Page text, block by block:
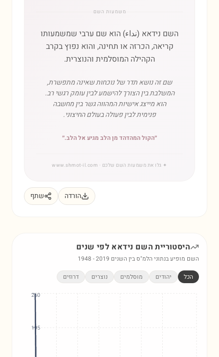
משמעות השם
השם נידאא (نداء) הוא שם ערבי שמשמעותו
קריאה, הכרזה או תחינה, והוא נפוץ בקרב
הקהילה המוסלמית והנוצרית.
שם זה נושא תדר של נוכחות שאינה מתפשרת,
המשלבת בין הצורך להישמע לבין עומק רגשי רב.
הוא מייצג אישיות המהווה גשר בין מחשבה
פנימית לבין פעולה בעולם החיצוני.
״הקול המהדהד מן הלב מגיע אל הלב.״
✦ גלו את משמעות השם שלכם · www.shmot-il.com
הורדה שתף
היסטוריית השם נידאא לפי שנים
השם מופיע בנתוני הלמ"ס בין השנים 1948 -2019
הכל יהודים מוסלמים נוצרים דרוזים
195
260